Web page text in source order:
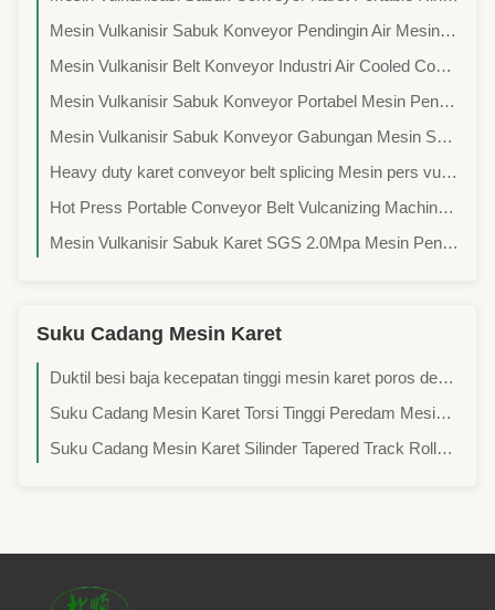
Mesin Vulkanisir Sabuk Konveyor Pendingin Air Mesin Penyambung Sabuk Konveyor Otomatis
Mesin Vulkanisir Belt Konveyor Industri Air Cooled Conveyor Belt Hot Joint Machine
Mesin Vulkanisir Sabuk Konveyor Portabel Mesin Penyambung Sabuk Konveyor Industri
Mesin Vulkanisir Sabuk Konveyor Gabungan Mesin Sambungan Panas Sabuk Konveyor Listrik
Heavy duty karet conveyor belt splicing Mesin pers vulkanisasi panas
Hot Press Portable Conveyor Belt Vulcanizing Machine Untuk Pengolahan Gabungan Cepat
Mesin Vulkanisir Sabuk Karet SGS 2.0Mpa Mesin Penyambungan Panas Untuk Sabuk Karet
Suku Cadang Mesin Karet
Duktil besi baja kecepatan tinggi mesin karet poros dengan precision machining forged roller baja
Suku Cadang Mesin Karet Torsi Tinggi Peredam Mesin Karet Kecepatan Rendah
Suku Cadang Mesin Karet Silinder Tapered Track Roller Bearing SGS